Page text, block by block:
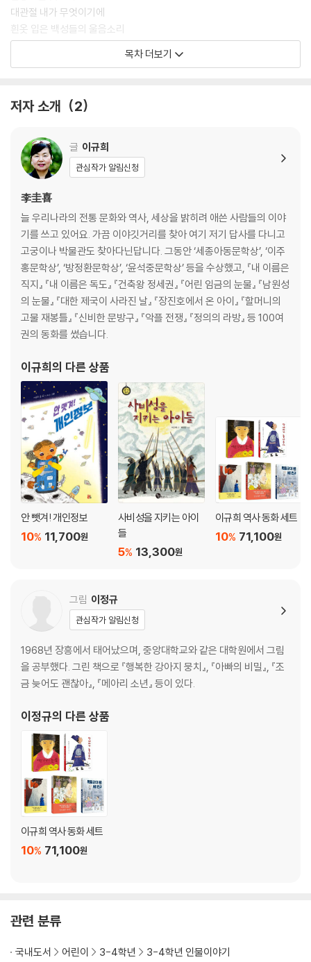
대관절 내가 무엇이기에
흰옷 입은 백성들의 울음소리
푸른 강물은 소리 없이 흘러가고
그 뒷 이야기
목차 더보기
저자 소개 2
글 이규희
관심작가 알림신청
李圭喜
늘 우리나라의 전통 문화와 역사, 세상을 밝히려 애쓴 사람들의 이야
기를 쓰고 있어요. 가끔 이야깃거리를 찾아 여기 저기 답사를 다니고
고궁이나 박물관도 찾아다닌답니다. 그동안 ‘세종아동문학상’, ‘이주
홍문학상’, ‘방정환문학상’, ‘윤석중문학상’ 등을 수상했고, 『내 이름은
직지』 『내 이름은 독도』 『건축왕 정세권』 『어린 임금의 눈물』 『남원성
의 눈물』 『대한 제국이 사라진 날』 『장진호에서 온 아이』 『할머니의
고물 재봉틀』 『신비한 문방구』 『악플 전쟁』 『정의의 라방』 등 100여
권의 동화를 썼습니다.
이규희의 다른 상품
안 뺏겨! 개인정보
11,700원
10%
사비성을 지키는 아이
들
13,300원
5%
이규희 역사 동화 세트
71,100원
10%
그림 이정규
관심작가 알림신청
1968년 장흥에서 태어났으며, 중앙대학교와 같은 대학원에서 그림
을 공부했다. 그린 책으로 『행복한 강아지 뭉치』, 『아빠의 비밀』, 『조
금 늦어도 괜찮아』, 『메아리 소년』 등이 있다.
이정규의 다른 상품
이규희 역사 동화 세트
71,100원
10%
관련 분류
국내도서 어린이 3-4학년
3-4학년 인물이야기